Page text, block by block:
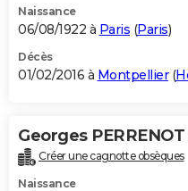
Naissance
06/08/1922 à Paris (Paris)
Décès
01/02/2016 à Montpellier(
Georges PERRENOT
Créer une cagnotte obsèques
Naissance